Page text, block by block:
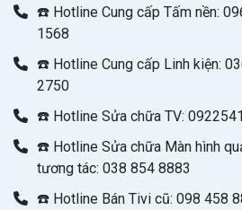
☎️ Hotline Cung cấp Tấm nền:
1568
☎️ Hotline Cung cấp Linh kiện:
2750
☎️ Hotline Sửa chữa TV:
☎️ Hotline Sửa chữa Màn hình
tương tác: 038 854 8883
☎️ Hotline Bán Tivi cũ: 098 458